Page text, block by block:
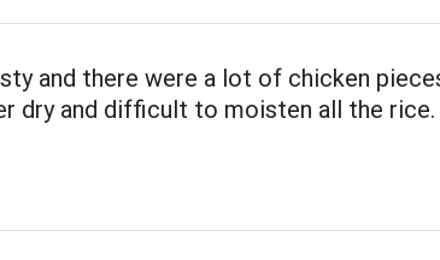
and there were a lot of chicken
dry and difficult to moisten all the rice.